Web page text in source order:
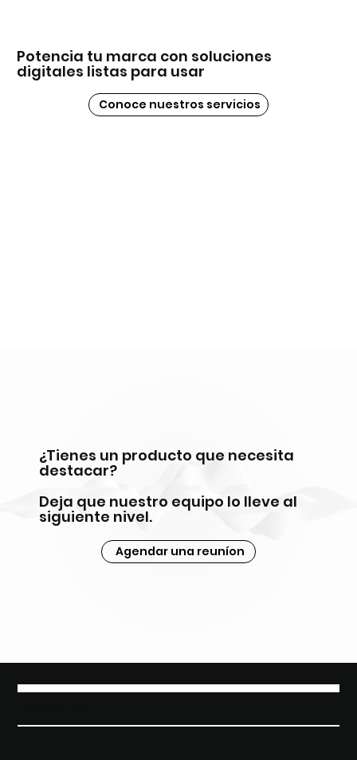
Potencia tu marca con soluciones
digitales listas para usar
Conoce nuestros servicios
¿Tienes un producto que necesita
destacar?
Deja que nuestro equipo lo lleve al
siguiente nivel.
Agendar una reuníon